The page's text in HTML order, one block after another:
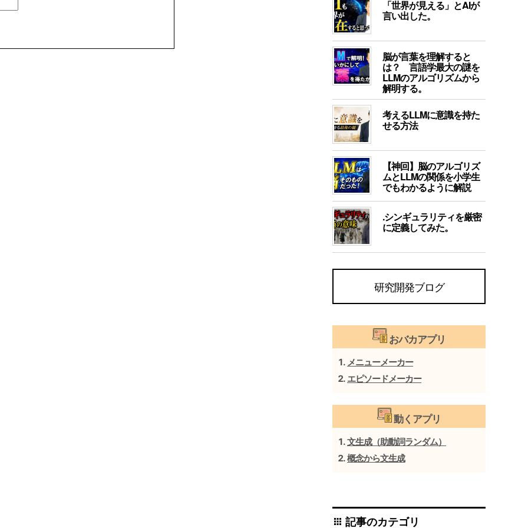
「世界が見える」とAIが
言い出した。
脳が言葉を理解すると
は？ 言語学最大の謎を
LLMのアルゴリズムから
解明する。
考えるLLMに意識を持た
せる方法
【神回】脳のアルゴリズ
ムとLLMの関係を小学生
でもわかるように解説
.シンギュラリティを厳密
に定義してみた。
研究開発ブログ
おバカアプリ
メニューメーカー
エピソードメーカー
動くアプリ
文生成（助動詞ランダム）
概念から文生成
apps 記事のカテゴリ